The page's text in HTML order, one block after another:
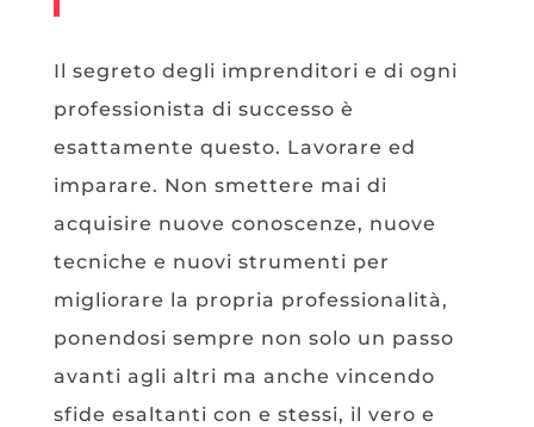
Il segreto degli imprenditori e di ogni
professionista di successo è
esattamente questo. Lavorare ed
imparare. Non smettere mai di
acquisire nuove conoscenze, nuove
tecniche e nuovi strumenti per
migliorare la propria professionalità,
ponendosi sempre non solo un passo
avanti agli altri ma anche vincendo
sfide esaltanti con e stessi, il vero e